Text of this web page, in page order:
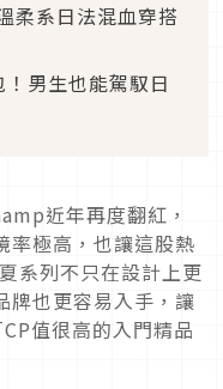
柔系日法混血穿搭
男生也能駕馭日
近年再度翻紅，
率極高，也讓這股熱
系列不只在設計上更
牌也更容易入手，讓
值很高的入門精品